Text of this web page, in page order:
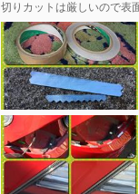
切りカットは厳しいので表